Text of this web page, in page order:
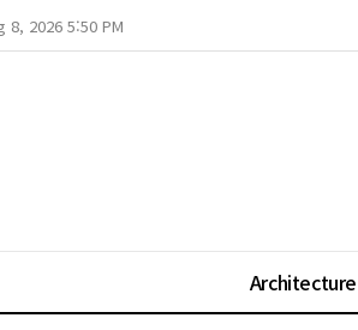
8, 2026 5:50 PM